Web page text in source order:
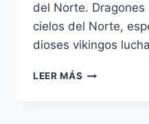
del Norte.
cielos del Norte,
dioses vikingos
LEER MÁS